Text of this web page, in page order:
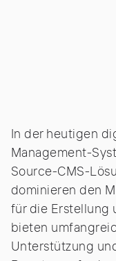
In der heutigen
Management-
Source-CMS-
dominieren den
für die Erstellung
bieten
Unterstützung